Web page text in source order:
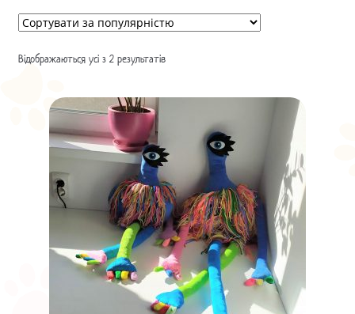
Контакти
Відображаються усі з 2 результатів